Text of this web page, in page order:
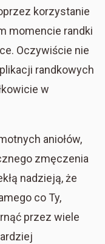
korzystanie
momencie randki
Oczywiście nie
randkowych
w
aniołów,
zmęczenia
nadzieją, że
co Ty,
przez wiele